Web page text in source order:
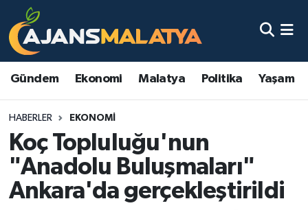
Gündem Ekonomi Malatya Politika Yaşam
HABERLER EKONOMI
Koç Topluluğu'nun
"Anadolu Buluşmaları"
Ankara'da gerçekleştirildi
Asayiş
Eğitim
Ekonomi
Gündem
Malatya Nöbetçi Eczaneler
Malatya Namaz Vakitleri
Malatya Trafik Yoğunluk Haritası
TFF 3.Lig 2.Grup Puan Durumu ve Fikstür